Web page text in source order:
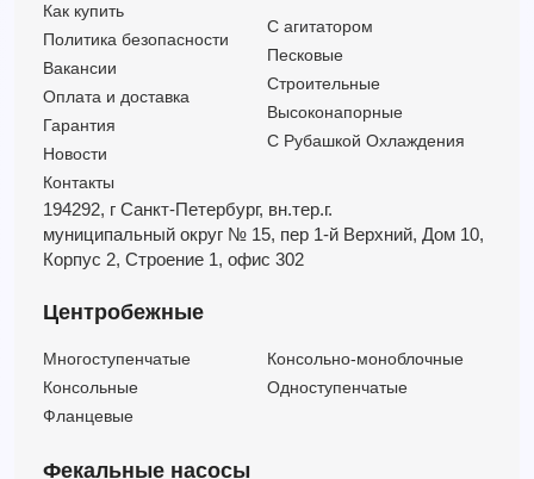
Как купить
Политика безопасности
Вакансии
Оплата и доставка
Гарантия
Новости
Контакты
C агитатором
Песковые
Строительные
Высоконапорные
С Рубашкой Охлаждения
194292, г Санкт-Петербург, вн.тер.г.
муниципальный округ № 15, пер 1-й Верхний, Дом 10,
Корпус 2, Строение 1, офис 302
Центробежные
Многоступенчатые
Консольно-моноблочные
Консольные
Одноступенчатые
Фланцевые
Фекальные насосы